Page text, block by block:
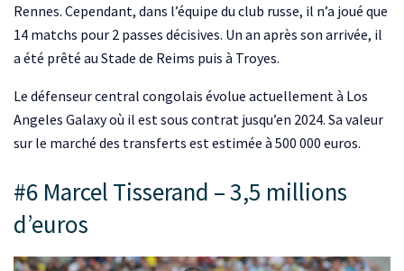
Rennes. Cependant, dans l’équipe du club russe, il n’a joué que
14 matchs pour 2 passes décisives. Un an après son arrivée, il
a été prêté au Stade de Reims puis à Troyes.
Le défenseur central congolais évolue actuellement à Los
Angeles Galaxy où il est sous contrat jusqu’en 2024. Sa valeur
sur le marché des transferts est estimée à 500 000 euros.
#6 Marcel Tisserand – 3,5 millions
d’euros